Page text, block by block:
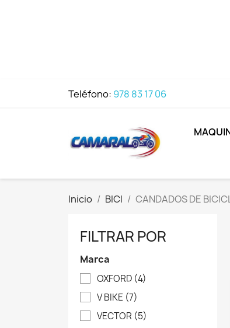
Teléfono: 978 83 17 06
Inicio BICI CANDADOS DE
FILTRAR POR
Marca
OXFORD (4)
V BIKE (7)
VECTOR (5)